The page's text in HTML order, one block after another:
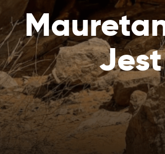
Przekaż
najbardziej
Zrób zakupy
markecie z
Warzywniak
Zrób zakupy u
wspieraj